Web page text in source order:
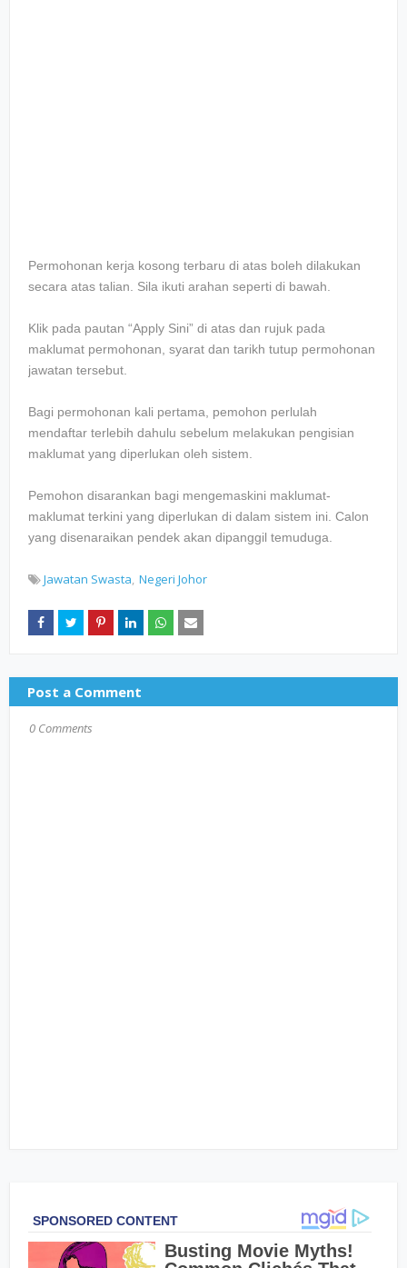
Permohonan kerja kosong terbaru di atas boleh dilakukan
secara atas talian. Sila ikuti arahan seperti di bawah.
Klik pada pautan “Apply Sini” di atas dan rujuk pada
maklumat permohonan, syarat dan tarikh tutup permohonan
jawatan tersebut.
Bagi permohonan kali pertama, pemohon perlulah
mendaftar terlebih dahulu sebelum melakukan pengisian
maklumat yang diperlukan oleh sistem.
Pemohon disarankan bagi mengemaskini maklumat-
maklumat terkini yang diperlukan di dalam sistem ini. Calon
yang disenaraikan pendek akan dipanggil temuduga.
Jawatan Swasta Negeri Johor
Post a Comment
0 Comments